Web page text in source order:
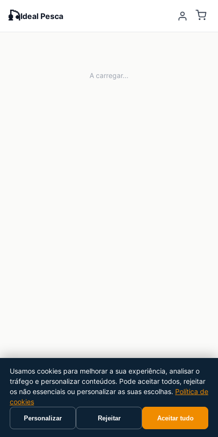
🎣Ideal Pesca
A carregar...
Usamos cookies para melhorar a sua experiência, analisar o
tráfego e personalizar conteúdos. Pode aceitar todos, rejeitar
os não essenciais ou personalizar as suas escolhas. Política de
cookies
Personalizar Rejeitar Aceitar tudo